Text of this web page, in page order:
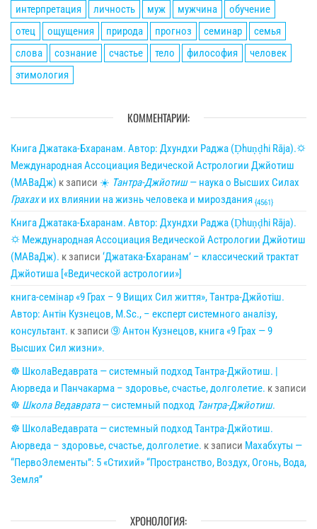
интерпретация
личность муж мужчина
обучение
отец
ощущения природа прогноз семинар
семья
слова
сознание счастье тело философия
человек
этимология
КОММЕНТАРИИ:
Книга Джатака-Бхаранам. Автор: Дхундхи Раджа (Ḍhuṇḍhi Rāja).🌣
Международная Ассоциация Ведической Астрологии Джйотиш
(МАВаДж) к записи ☀ Тантра-Джйотиш— наука о Высших Силах
Грахахи их влиянии на жизнь человека и мироздания {4561}
Книга Джатака-Бхаранам. Автор: Дхундхи Раджа (Ḍhuṇḍhi Rāja).
🌣 Международная Ассоциация Ведической Астрологии Джйотиш
(МАВаДж). к записи ‘Джатака-Бхаранам’ – классический трактат
Джйотиша [«Ведической астрологии»]
книга-семінар «9 Грах – 9 Вищих Сил життя», Тантра-Джйотіш.
Автор: Антін Кузнецов, M.Sc., – експерт системного аналізу,
консультант. к записи ➈ Антон Кузнецов, книга «9 Грах — 9
Высших Сил жизни».
☸ ШколаВедаврата — системный подход Тантра-Джйотиш. |
Аюрведа и Панчакарма – здоровье, счастье, долголетие. к записи
☸ Школа Ведаврата— системный подход Тантра-Джйотиш.
☸ ШколаВедаврата — системный подход Тантра-Джйотиш.
Аюрведа – здоровье, счастье, долголетие. к записи Махабхуты —
“ПервоЭлементы”: 5 «Стихий» “Пространство, Воздух, Огонь, Вода,
Земля”
ХРОНОЛОГИЯ: